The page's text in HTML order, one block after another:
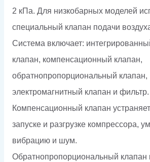
2 кПа. Для низкобарных моделей
специальный клапан подачи
Система включает:
клапан, компенсационный клапан,
обратнопропорциональный клапан,
электромагнитный клапан и фильтр.
Компенсационный клапан
запуске и разгрузке компрессора,
вибрацию и шум.
Обратнопропорциональный клапан